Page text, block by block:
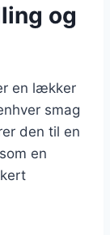
og
en lækker
smag
den til en
en